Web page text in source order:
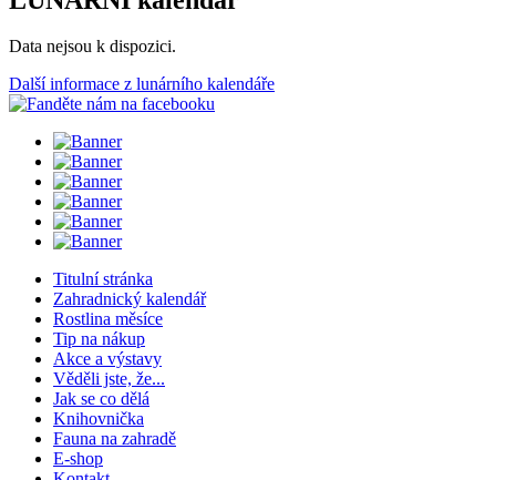
Data nejsou k dispozici.
Další informace z lunárního kalendáře
Titulní stránka
Zahradnický kalendář
Rostlina měsíce
Tip na nákup
Akce a výstavy
Věděli jste, že...
Jak se co dělá
Knihovnička
Fauna na zahradě
E-shop